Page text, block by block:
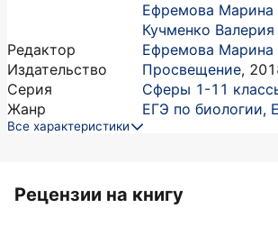
Ефремова Марина
Кучменко
Редактор
Ефремова Марина
Издательство
Просвещение,
Серия
Сферы 1-11
Жанр
ЕГЭ по биологии,
Все характеристики
Рецензии на книгу